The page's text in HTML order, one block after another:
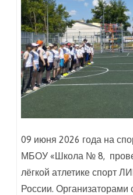
09 июня 2026 года на
МБОУ «Школа № 8,
лёгкой атлетике спорт
России. Организаторами